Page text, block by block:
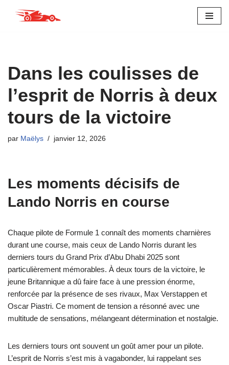
Dans les coulisses de
l’esprit de Norris à deux
tours de la victoire
par Maëlys janvier 12, 2026
Les moments décisifs de
Lando Norris en course
Chaque pilote de Formule 1 connaît des moments charnières
durant une course, mais ceux de Lando Norris durant les
derniers tours du Grand Prix d’Abu Dhabi 2025 sont
particulièrement mémorables. À deux tours de la victoire, le
jeune Britannique a dû faire face à une pression énorme,
renforcée par la présence de ses rivaux, Max Verstappen et
Oscar Piastri. Ce moment de tension a résonné avec une
multitude de sensations, mélangeant détermination et nostalgie.
Les derniers tours ont souvent un goût amer pour un pilote.
L’esprit de Norris s’est mis à vagabonder, lui rappelant ses